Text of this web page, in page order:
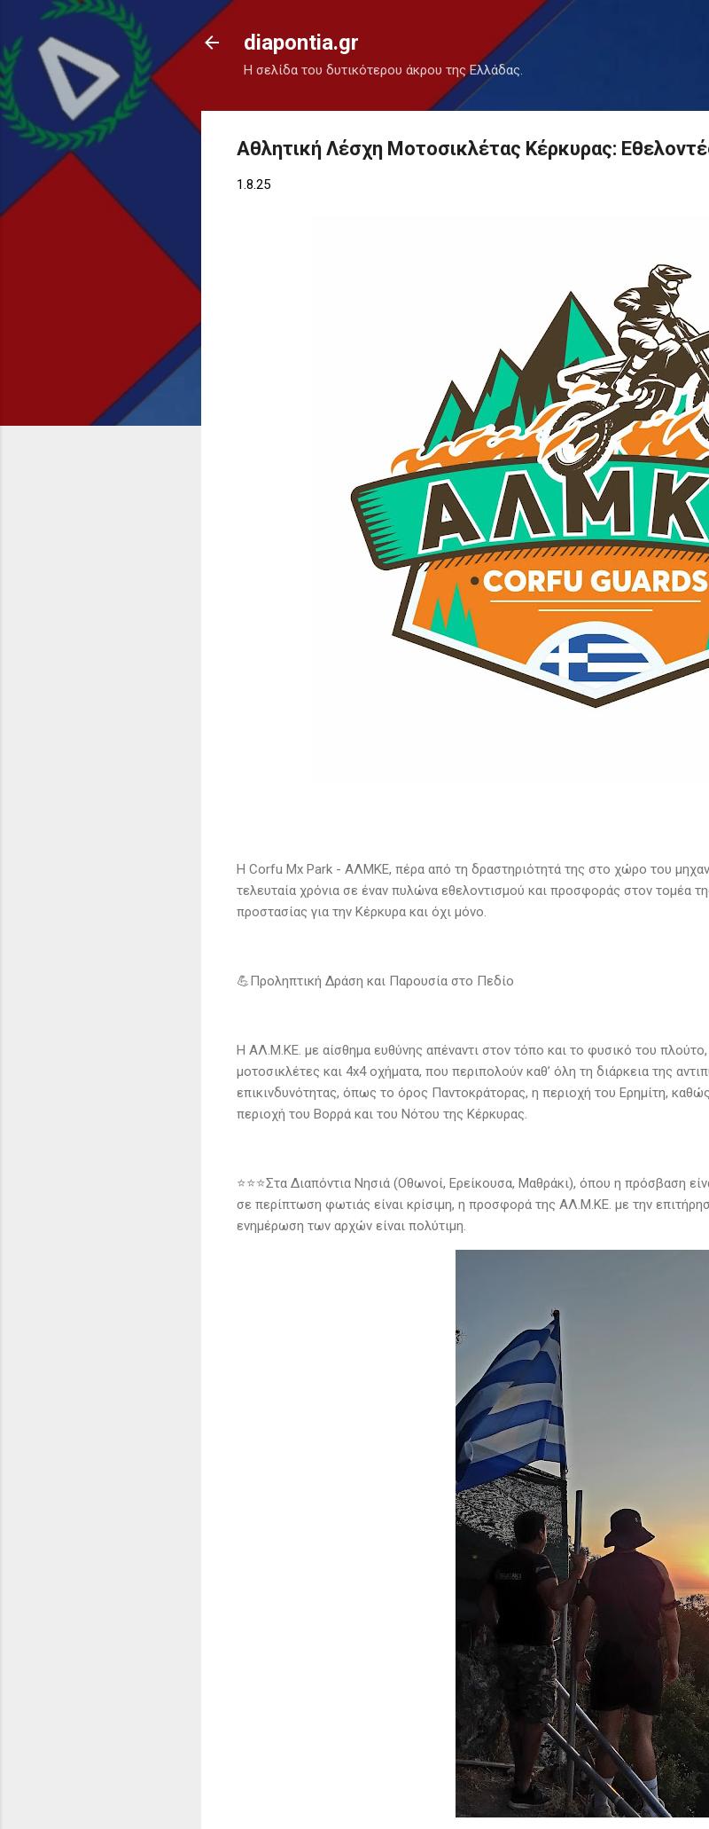
Μετάβαση στο κύριο περιεχόμενο
diapontia.gr
Η σελίδα του δυτικότερου άκρου της Ελλάδας.
Αθλητική Λέσχη Μοτοσικλέτας Κέρκυρας:
1.8.25
Η Corfu Mx Park - ΑΛΜΚΕ, πέρα από τη δραστηριότητά της στο χώρο του
τελευταία χρόνια σε έναν πυλώνα εθελοντισμού και προσφοράς στον τομέα
προστασίας για την Κέρκυρα και όχι μόνο.
💪Προληπτική Δράση και Παρουσία στο Πεδίο
Η ΑΛ.Μ.ΚΕ. με αίσθημα ευθύνης απέναντι στον τόπο και το φυσικό του
μοτοσικλέτες και 4x4 οχήματα, που περιπολούν καθ’ όλη τη διάρκεια της
επικινδυνότητας, όπως το όρος Παντοκράτορας, η περιοχή του Ερημίτη,
περιοχή του Βορρά και του Νότου της Κέρκυρας.
⭐️⭐️⭐️Στα Διαπόντια Νησιά (Οθωνοί, Ερείκουσα, Μαθράκι), όπου η πρόσβαση
σε περίπτωση φωτιάς είναι κρίσιμη, η προσφορά της ΑΛ.Μ.ΚΕ. με την
ενημέρωση των αρχών είναι πολύτιμη.